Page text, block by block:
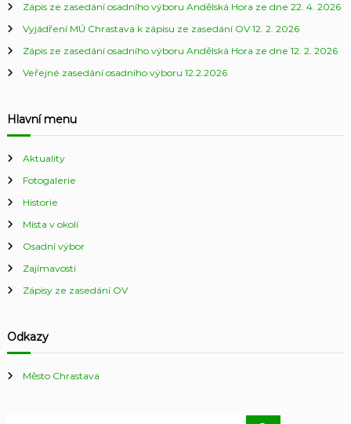
Zápis ze zasedání osadního výboru Andělská Hora ze dne 22. 4. 2026
Vyjádření MÚ Chrastava k zápisu ze zasedání OV 12. 2. 2026
Zápis ze zasedání osadního výboru Andělská Hora ze dne 12. 2. 2026
Veřejné zasedání osadního výboru 12.2.2026
Hlavní menu
Aktuality
Fotogalerie
Historie
Místa v okolí
Osadní výbor
Zajímavosti
Zápisy ze zasedání OV
Odkazy
Město Chrastava